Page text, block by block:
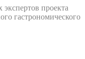
проекта
гастрономического